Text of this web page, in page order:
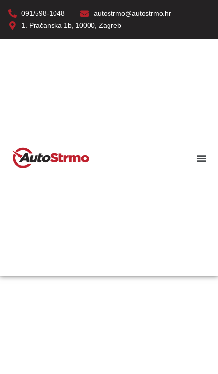
091/598-1048
autostrmo@autostrmo.hr
1. Pračanska 1b, 10000, Zagreb